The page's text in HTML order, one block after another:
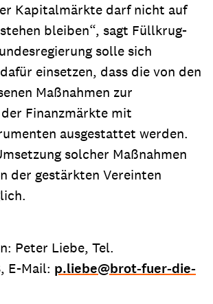
Kapitalmärkte darf nicht auf
bleiben“, sagt Füllkrug-
solle sich
einsetzen, dass die von den
Maßnahmen zur
Finanzmärkte mit
ausgestattet werden.
solcher Maßnahmen
der gestärkten Vereinten
Peter Liebe, Tel.
E-Mail: p.liebe@brot-fuer-die-